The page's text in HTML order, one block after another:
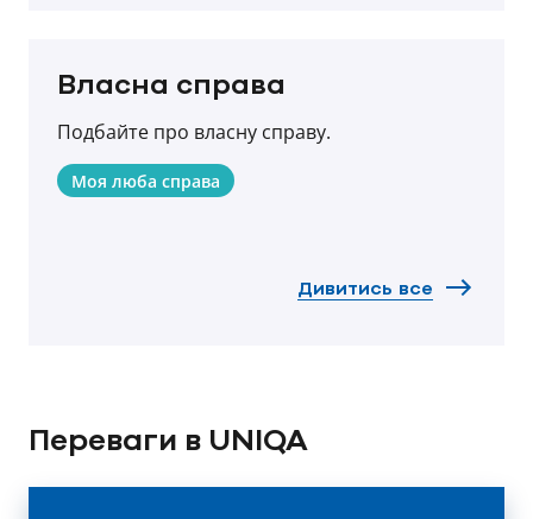
Власна справа
Подбайте про власну справу.
Моя люба справа
Дивитись все
Переваги в UNIQA